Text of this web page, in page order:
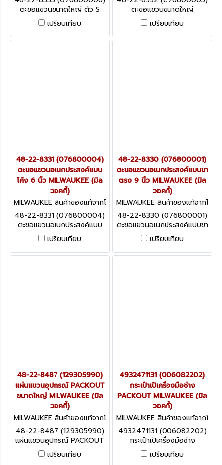
76800006)
ตะขอแขวนขนาดใหญ่ ตัว S
MILWAUKEE (มิลวอคกี้)
เปรียบเทียบ
76800005)
ตะขอแขวนขนาดใหญ่
MILWAUKEE (มิลวอคกี้)
เปรียบเทียบ
48-22-8331 (076800004)
ตะขอแขวนอเนกประสงค์แบบ
โค้ง 6 นิ้ว MILWAUKEE (มิล
วอคกี้)
MILWAUKEE สินค้าของแท้จากโ
รงงานผู้ผลิต 48-22-8331 (0
76800004)
48-22-8331 (076800004)
ตะขอแขวนอเนกประสงค์แบบ
โค้ง 6 นิ้ว MILWAUKEE (มิล
วอคกี้)
เปรียบเทียบ
48-22-8330 (076800001)
ตะขอแขวนอเนกประสงค์แบบขา
ตรง 9 นิ้ว MILWAUKEE (มิล
วอคกี้)
MILWAUKEE สินค้าของแท้จากโ
รงงานผู้ผลิต 48-22-8330 (0
76800001)
48-22-8330 (076800001)
ตะขอแขวนอเนกประสงค์แบบขา
ตรง 9 นิ้ว MILWAUKEE (มิล
วอคกี้)
เปรียบเทียบ
48-22-8487 (129305990)
แผ่นแขวนอุปกรณ์ PACKOUT
ขนาดใหญ่ MILWAUKEE (มิล
วอคกี้)
MILWAUKEE สินค้าของแท้จากโ
รงงานผู้ผลิต 48-22-8487 (1
29305990)
48-22-8487 (129305990)
แผ่นแขวนอุปกรณ์ PACKOUT
ขนาดใหญ่ MILWAUKEE (มิล
วอคกี้)
เปรียบเทียบ
4932471131 (006082202)
กระเป๋าเป้เครื่องมือช่าง
PACKOUT MILWAUKEE (มิล
วอคกี้)
MILWAUKEE สินค้าของแท้จากโ
รงงานผู้ผลิต 4932471131 (0
06082202)
4932471131 (006082202)
กระเป๋าเป้เครื่องมือช่าง
PACKOUT MILWAUKEE (มิล
วอคกี้)
เปรียบเทียบ